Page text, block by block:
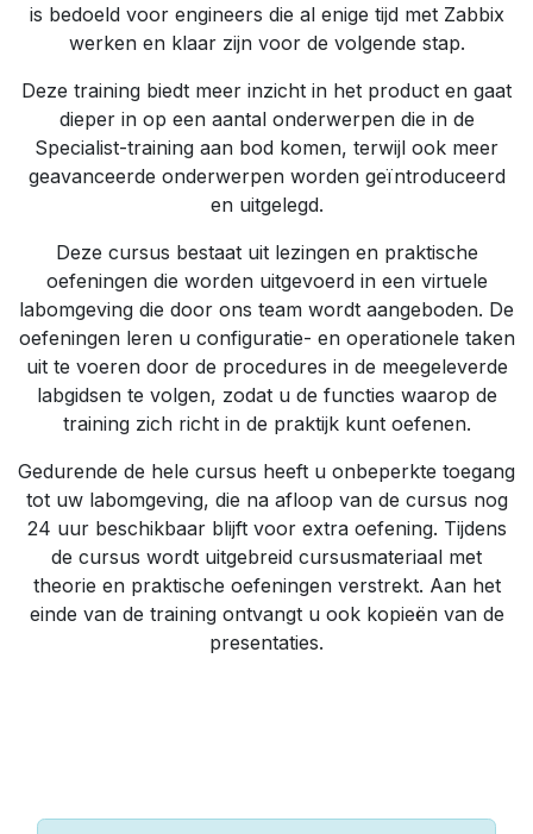
is bedoeld voor engineers die al enige tijd met Zabbix
werken en klaar zijn voor de volgende stap.
Deze training biedt meer inzicht in het product en gaat
dieper in op een aantal onderwerpen die in de
Specialist-training aan bod komen, terwijl ook meer
geavanceerde onderwerpen worden geïntroduceerd
en uitgelegd.
Deze cursus bestaat uit lezingen en praktische
oefeningen die worden uitgevoerd in een virtuele
labomgeving die door ons team wordt aangeboden. De
oefeningen leren u configuratie- en operationele taken
uit te voeren door de procedures in de meegeleverde
labgidsen te volgen, zodat u de functies waarop de
training zich richt in de praktijk kunt oefenen.
Gedurende de hele cursus heeft u onbeperkte toegang
tot uw labomgeving, die na afloop van de cursus nog
24 uur beschikbaar blijft voor extra oefening. Tijdens
de cursus wordt uitgebreid cursusmateriaal met
theorie en praktische oefeningen verstrekt. Aan het
einde van de training ontvangt u ook kopieën van de
presentaties.